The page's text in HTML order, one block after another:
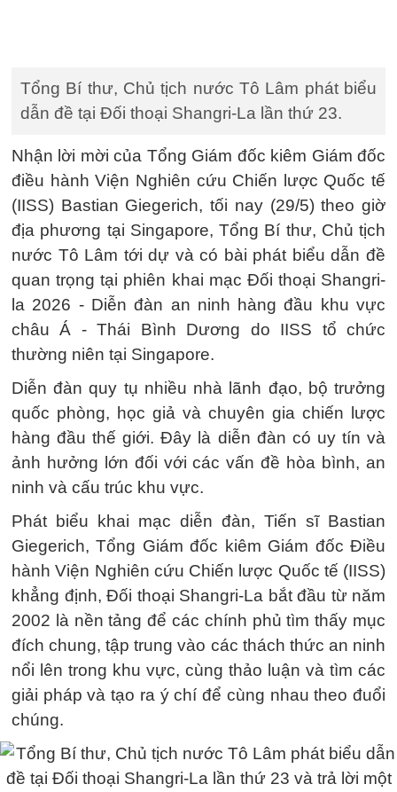
Tổng Bí thư, Chủ tịch nước Tô Lâm phát biểu
dẫn đề tại Đối thoại Shangri-La lần thứ 23.
Nhận lời mời của Tổng Giám đốc kiêm Giám đốc
điều hành Viện Nghiên cứu Chiến lược Quốc tế
(IISS) Bastian Giegerich, tối nay (29/5) theo giờ
địa phương tại Singapore, Tổng Bí thư, Chủ tịch
nước Tô Lâm tới dự và có bài phát biểu dẫn đề
quan trọng tại phiên khai mạc Đối thoại Shangri-
la 2026 - Diễn đàn an ninh hàng đầu khu vực
châu Á - Thái Bình Dương do IISS tổ chức
thường niên tại Singapore.
Diễn đàn quy tụ nhiều nhà lãnh đạo, bộ trưởng
quốc phòng, học giả và chuyên gia chiến lược
hàng đầu thế giới. Đây là diễn đàn có uy tín và
ảnh hưởng lớn đối với các vấn đề hòa bình, an
ninh và cấu trúc khu vực.
Phát biểu khai mạc diễn đàn, Tiến sĩ Bastian
Giegerich, Tổng Giám đốc kiêm Giám đốc Điều
hành Viện Nghiên cứu Chiến lược Quốc tế (IISS)
khẳng định, Đối thoại Shangri-La bắt đầu từ năm
2002 là nền tảng để các chính phủ tìm thấy mục
đích chung, tập trung vào các thách thức an ninh
nổi lên trong khu vực, cùng thảo luận và tìm các
giải pháp và tạo ra ý chí để cùng nhau theo đuổi
chúng.